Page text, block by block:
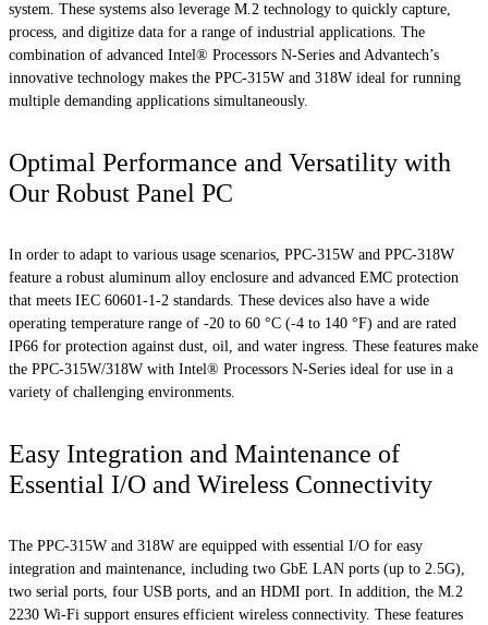
system. These systems also leverage M.2 technology to quickly capture,
process, and digitize data for a range of industrial applications. The
combination of advanced Intel® Processors N-Series and Advantech’s
innovative technology makes the PPC-315W and 318W ideal for running
multiple demanding applications simultaneously.
Optimal Performance and Versatility with
Our Robust Panel PC
In order to adapt to various usage scenarios, PPC-315W and PPC-318W
feature a robust aluminum alloy enclosure and advanced EMC protection
that meets IEC 60601-1-2 standards. These devices also have a wide
operating temperature range of -20 to 60 °C (-4 to 140 °F) and are rated
IP66 for protection against dust, oil, and water ingress. These features make
the PPC-315W/318W with Intel® Processors N-Series ideal for use in a
variety of challenging environments.
Easy Integration and Maintenance of
Essential I/O and Wireless Connectivity
The PPC-315W and 318W are equipped with essential I/O for easy
integration and maintenance, including two GbE LAN ports (up to 2.5G),
two serial ports, four USB ports, and an HDMI port. In addition, the M.2
2230 Wi-Fi support ensures efficient wireless connectivity. These features